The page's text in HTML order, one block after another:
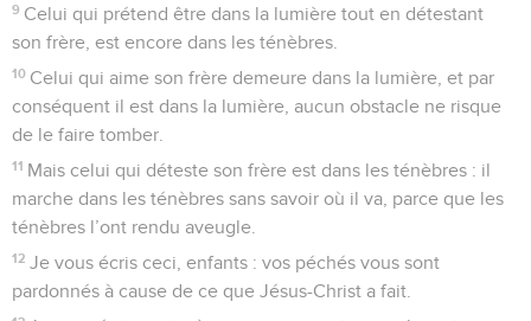
9 Celui qui prétend être dans la lumière tout en détestant
son frère, est encore dans les ténèbres.
10 Celui qui aime son frère demeure dans la lumière, et par
conséquent il est dans la lumière, aucun obstacle ne risque
de le faire tomber.
11 Mais celui qui déteste son frère est dans les ténèbres : il
marche dans les ténèbres sans savoir où il va, parce que les
ténèbres l’ont rendu aveugle.
12 Je vous écris ceci, enfants : vos péchés vous sont
pardonnés à cause de ce que Jésus-Christ a fait.